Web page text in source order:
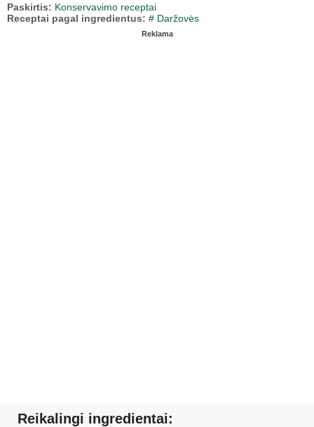
Paskirtis: Konservavimo receptai
Receptai pagal ingredientus: # Daržovės
Reklama
Reikalingi ingredientai: